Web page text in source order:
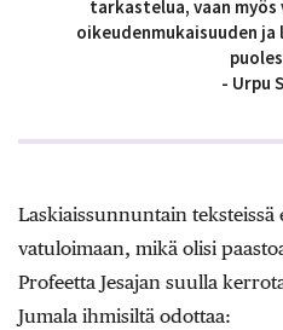
tarkastelua, vaan
oikeudenmukaisuuden
- Urpu
Laskiaissunnuntain teksteissä
vatuloimaan, mikä olisi
Profeetta Jesajan suulla
Jumala ihmisiltä odottaa: